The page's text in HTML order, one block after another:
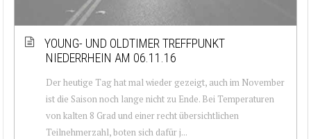
YOUNG- UND OLDTIMER TREFFPUNKT
NIEDERRHEIN AM 06.11.16
Der heutige Tag hat mal wieder gezeigt, auch im November
ist die Saison noch lange nicht zu Ende. Bei Temperaturen
von kalten 8 Grad und einer recht übersichtlichen
Teilnehmerzahl, boten sich dafür j...